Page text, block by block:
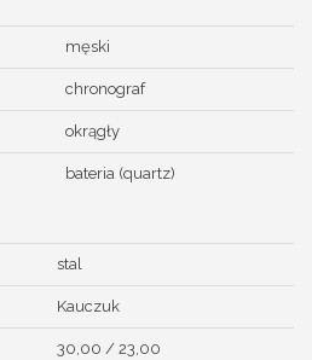
męski
chronograf
okrągły
bateria (quartz)
stal
Kauczuk
30,00 / 23,00